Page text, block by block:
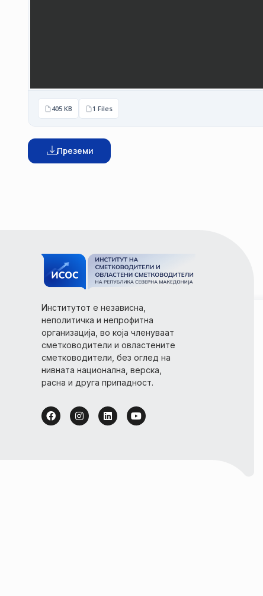
405 KB 1 Files
Преземи
Институтот е независна,
неполитичка и непрофитна
организација, во која членуваат
сметководители и овластените
сметководители, без оглед на
нивната национална, верска,
расна и друга припадност.